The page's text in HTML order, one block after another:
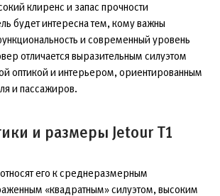
клиренс и запас прочности
будет интересна тем, кому важны
и современный уровень
отличается выразительным силуэтом
оптикой и интерьером, ориентированным
и пассажиров.
и размеры Jetour T1
его к среднеразмерным
«квадратным» силуэтом, высоким